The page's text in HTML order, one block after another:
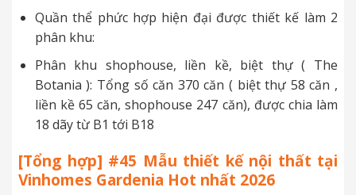
Quần thể phức hợp hiện đại được thiết kế làm 2
phân khu:
Phân khu shophouse, liền kề, biệt thự ( The
Botania ): Tổng số căn 370 căn ( biệt thự 58 căn ,
liền kề 65 căn, shophouse 247 căn), được chia làm
18 dãy từ B1 tới B18
[Tổng hợp] #45 Mẫu thiết kế nội thất tại
Vinhomes Gardenia Hot nhất 2026